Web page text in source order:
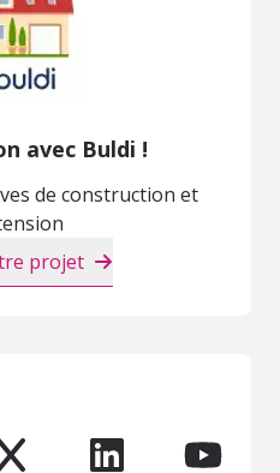
avec Buldi !
de construction et
projet